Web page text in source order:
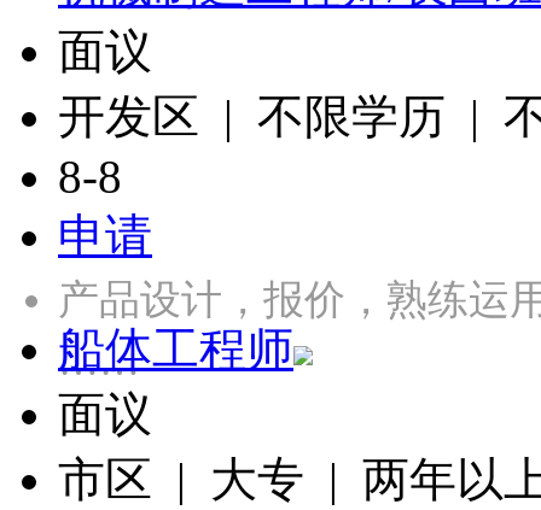
面议
开发区 | 不限学历 |
8-8
申请
产品设计，报价，熟练运
……
船体工程师
面议
市区 | 大专 | 两年以